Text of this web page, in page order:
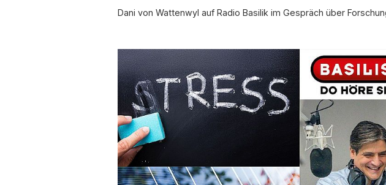
Dani von Wattenwyl auf Radio Basilik im Gespräch über